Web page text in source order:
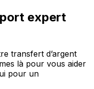
expert
transfert d’argent
là pour vous aider
pour un